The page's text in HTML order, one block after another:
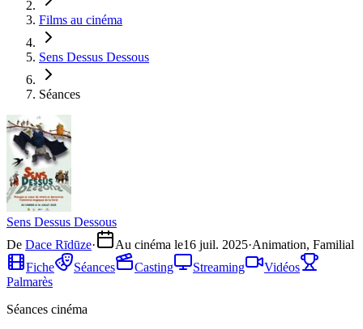
Films au cinéma
Sens Dessus Dessous
Séances
Sens Dessus Dessous
De Dace Rīdūze· Au cinéma le16 juil. 2025·Animation, Familial
Fiche
Séances Casting Streaming
Vidéos
Palmarès
Séances cinéma